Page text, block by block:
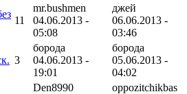
11
mr.bushmen
04.06.2013 -
05:08
джей
06.06.2013 -
03:46
3
борода
04.06.2013 -
19:01
борода
05.06.2013 -
04:02
Den8990
oppozitchikbas